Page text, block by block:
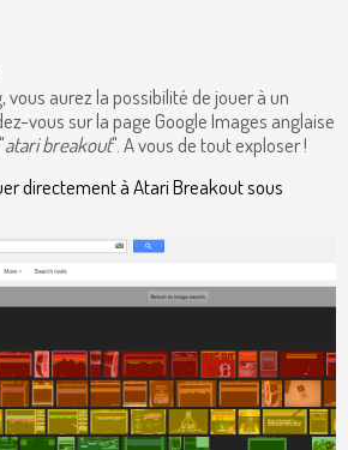
vous aurez la possibilité de jouer à un
vous sur la page Google Images anglaise
atari breakout". A vous de tout exploser !
directement à Atari Breakout sous